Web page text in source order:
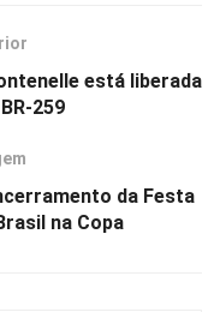
está liberada
259
da Festa
na Copa